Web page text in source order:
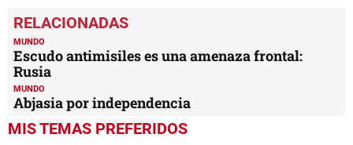
MUNDO
Escudo antimisiles es una amenaza frontal:
Rusia
MUNDO
Abjasia por independencia
MIS TEMAS PREFERIDOS